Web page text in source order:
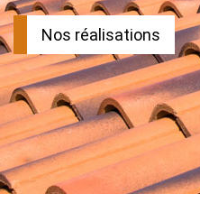
Nos réalisations